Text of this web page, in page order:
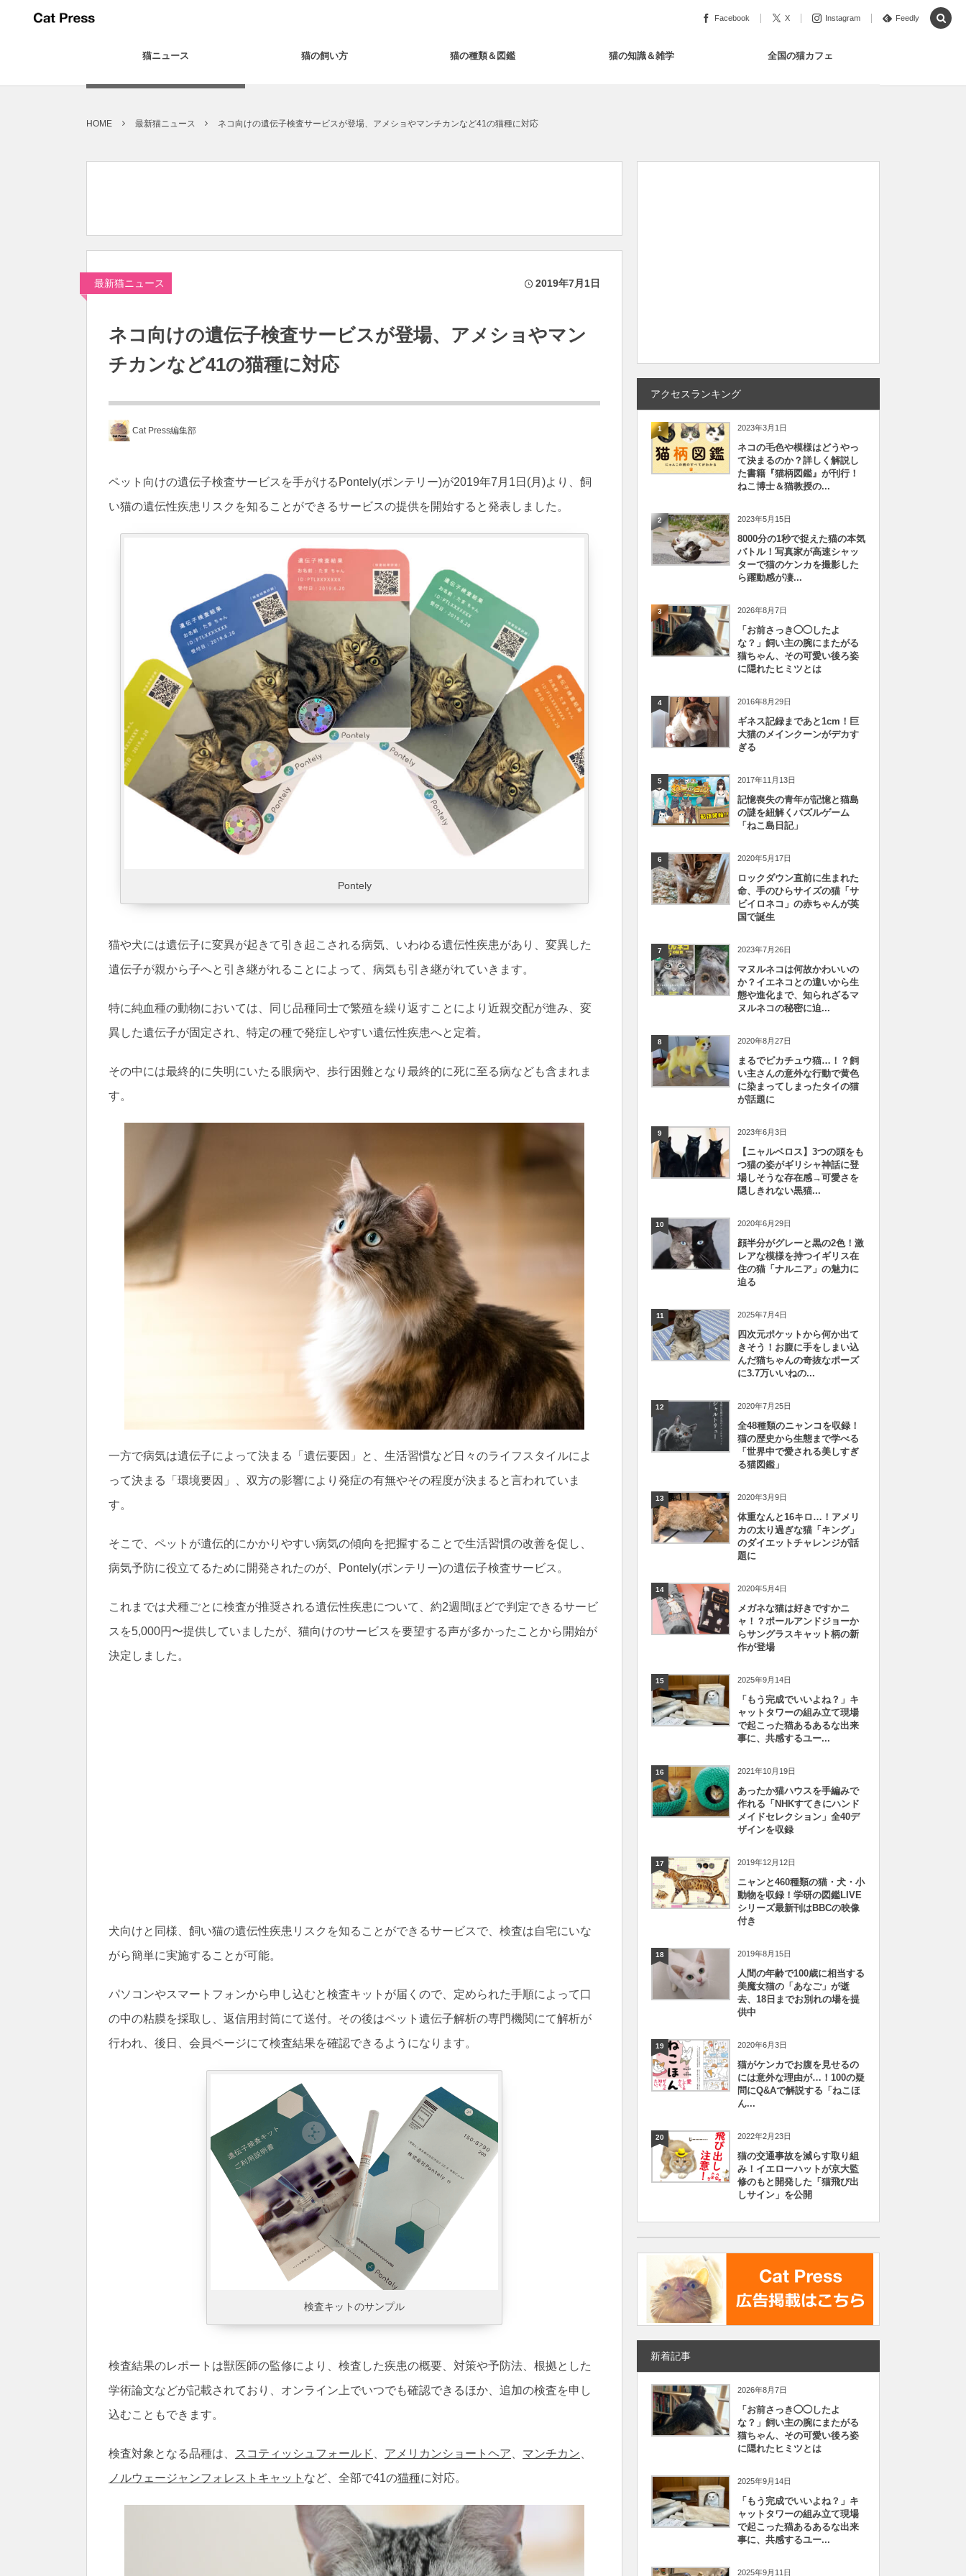
Facebook X Instagram Feedly
猫ニュース 猫の飼い方 猫の種類＆図鑑 猫の知識＆雑学 全国の猫カフェ
HOME 最新猫ニュース ネコ向けの遺伝子検査サービスが登場、アメショやマンチカンなど41の猫種に対応
最新猫ニュース 2019年7月1日
ネコ向けの遺伝子検査サービスが登場、アメショやマン
チカンなど41の猫種に対応
Cat Press編集部
ペット向けの遺伝子検査サービスを手がけるPontely(ポンテリー)が2019年7月1日(月)より、飼
い猫の遺伝性疾患リスクを知ることができるサービスの提供を開始すると発表しました。
Pontely
猫や犬には遺伝子に変異が起きて引き起こされる病気、いわゆる遺伝性疾患があり、変異した
遺伝子が親から子へと引き継がれることによって、病気も引き継がれていきます。
特に純血種の動物においては、同じ品種同士で繁殖を繰り返すことにより近親交配が進み、変
異した遺伝子が固定され、特定の種で発症しやすい遺伝性疾患へと定着。
その中には最終的に失明にいたる眼病や、歩行困難となり最終的に死に至る病なども含まれま
す。
一方で病気は遺伝子によって決まる「遺伝要因」と、生活習慣など日々のライフスタイルによ
って決まる「環境要因」、双方の影響により発症の有無やその程度が決まると言われていま
す。
そこで、ペットが遺伝的にかかりやすい病気の傾向を把握することで生活習慣の改善を促し、
病気予防に役立てるために開発されたのが、Pontely(ポンテリー)の遺伝子検査サービス。
これまでは犬種ごとに検査が推奨される遺伝性疾患について、約2週間ほどで判定できるサービ
スを5,000円〜提供していましたが、猫向けのサービスを要望する声が多かったことから開始が
決定しました。
犬向けと同様、飼い猫の遺伝性疾患リスクを知ることができるサービスで、検査は自宅にいな
がら簡単に実施することが可能。
パソコンやスマートフォンから申し込むと検査キットが届くので、定められた手順によって口
の中の粘膜を採取し、返信用封筒にて送付。その後はペット遺伝子解析の専門機関にて解析が
行われ、後日、会員ページにて検査結果を確認できるようになります。
検査キットのサンプル
検査結果のレポートは獣医師の監修により、検査した疾患の概要、対策や予防法、根拠とした
学術論文などが記載されており、オンライン上でいつでも確認できるほか、追加の検査を申し
込むこともできます。
検査対象となる品種は、 スコティッシュフォールド アメリカンショートヘア マンチカン
ノルウェージャンフォレストキャット など、全部で41の猫種に対応。
アクセスランキング
1 2023年3月1日
ネコの毛色や模様はどうやっ
て決まるのか？詳しく解説し
た書籍『猫柄図鑑』が刊行！
ねこ博士＆猫教授の...
2 2023年5月15日
8000分の1秒で捉えた猫の本気
バトル！写真家が高速シャッ
ターで猫のケンカを撮影した
ら躍動感が凄...
3 2026年8月7日
「お前さっき◯◯したよ
な？」飼い主の腕にまたがる
猫ちゃん、その可愛い後ろ姿
に隠れたヒミツとは
4 2016年8月29日
ギネス記録まであと1cm！巨
大猫のメインクーンがデカす
ぎる
5 2017年11月13日
記憶喪失の青年が記憶と猫島
の謎を紐解くパズルゲーム
「ねこ島日記」
6 2020年5月17日
ロックダウン直前に生まれた
命、手のひらサイズの猫「サ
ビイロネコ」の赤ちゃんが英
国で誕生
7 2023年7月26日
マヌルネコは何故かわいいの
か？イエネコとの違いから生
態や進化まで、知られざるマ
ヌルネコの秘密に迫...
8 2020年8月27日
まるでピカチュウ猫…！？飼
い主さんの意外な行動で黄色
に染まってしまったタイの猫
が話題に
9 2023年6月3日
【ニャルベロス】3つの頭をも
つ猫の姿がギリシャ神話に登
場しそうな存在感→可愛さを
隠しきれない黒猫...
10 2020年6月29日
顔半分がグレーと黒の2色！激
レアな模様を持つイギリス在
住の猫「ナルニア」の魅力に
迫る
11 2025年7月4日
四次元ポケットから何か出て
きそう！お腹に手をしまい込
んだ猫ちゃんの奇抜なポーズ
に3.7万いいねの...
12 2020年7月25日
全48種類のニャンコを収録！
猫の歴史から生態まで学べる
「世界中で愛される美しすぎ
る猫図鑑」
13 2020年3月9日
体重なんと16キロ…！アメリ
カの太り過ぎな猫「キング」
のダイエットチャレンジが話
題に
14 2020年5月4日
メガネな猫は好きですかニ
ャ！？ポールアンドジョーか
らサングラスキャット柄の新
作が登場
15 2025年9月14日
「もう完成でいいよね？」キ
ャットタワーの組み立て現場
で起こった猫あるあるな出来
事に、共感するユー...
16 2021年10月19日
あったか猫ハウスを手編みで
作れる「NHKすてきにハンド
メイドセレクション」全40デ
ザインを収録
17 2019年12月12日
ニャンと460種類の猫・犬・小
動物を収録！学研の図鑑LIVE
シリーズ最新刊はBBCの映像
付き
18 2019年8月15日
人間の年齢で100歳に相当する
美魔女猫の「あなご」が逝
去、18日までお別れの場を提
供中
19 2020年6月3日
猫がケンカでお腹を見せるの
には意外な理由が…！100の疑
問にQ&Aで解説する「ねこほ
ん...
20 2022年2月23日
猫の交通事故を減らす取り組
み！イエローハットが京大監
修のもと開発した「猫飛び出
しサイン」を公開
新着記事
2026年8月7日
「お前さっき◯◯したよ
な？」飼い主の腕にまたがる
猫ちゃん、その可愛い後ろ姿
に隠れたヒミツとは
2025年9月14日
「もう完成でいいよね？」キ
ャットタワーの組み立て現場
で起こった猫あるあるな出来
事に、共感するユー...
2025年9月11日